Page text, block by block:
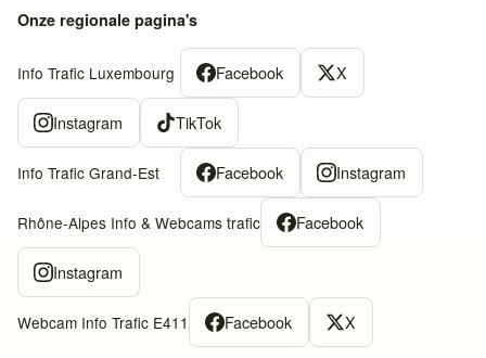
Onze regionale pagina's
Info Trafic Luxembourg Facebook X
Instagram TikTok
Info Trafic Grand-Est Facebook Instagram
Rhône-Alpes Info & Webcams trafic Facebook
Instagram
Webcam Info Trafic E411 Facebook X